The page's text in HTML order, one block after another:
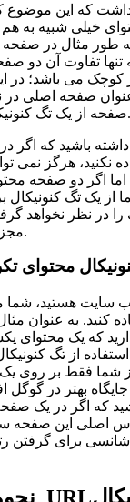
داشت که این
خیلی شبیه به هم
به طور مثال در
تنها تفاوت آن دو
کوچک می باشد؛ در
صفحه اصلی در
صفحه از یک تگ کنونیکال یکسان استفاده کنید.
داشته باشید که اگر
نکنید، هرگز نمی
اگر دو صفحه
از یک تگ کنونیکال
را در نظر نخواهد
مجزا از هم در نظر می گیرد.
محتوای
سایت هستید، شما
کنید. به عنوان
که یک محتوای
از تگ
شما فقط بر روی
بهتر در گوگل
که اگر در یک
اصلی این
برای گرفتن